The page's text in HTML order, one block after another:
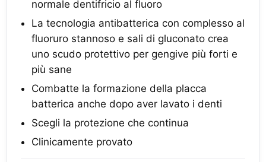
normale dentifricio al fluoro
La tecnologia antibatterica con complesso al
fluoruro stannoso e sali di gluconato crea
uno scudo protettivo per gengive più forti e
più sane
Combatte la formazione della placca
batterica anche dopo aver lavato i denti
Scegli la protezione che continua
Clinicamente provato